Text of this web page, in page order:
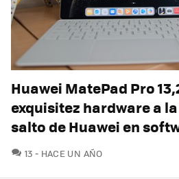
Huawei MatePad Pro
exquisitez hardware a
salto de Huawei en
13 COMENTARIOS
HACE UN AÑO